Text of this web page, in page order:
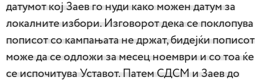
датумот кој Заев го нуди како можен датум за
локалните избори. Изговорот дека се поклопува
пописот со кампањата не држат, бидејќи пописот
може да се одложи за месец ноември и со тоа ќе
се испочитува Уставот. Патем СДСМ и Заев до